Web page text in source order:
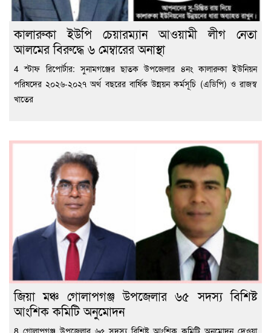
কালারুকা ইউপি চেয়ারম্যান আওয়ামী লীগ নেতা
আলমের বিরুদ্ধে ৬ মেম্বারের অনাস্থা
4 স্টাফ রিপোর্টার: সুনামগঞ্জের ছাতক উপজেলার ৪নং কালারুকা ইউনিয়ন
পরিষদের ২০২৬-২০২৭ অর্থ বছরের বার্ষিক উন্নয়ন কর্মসূচি (এডিপি) ও রাজস্ব
খাতের
জিয়া মঞ্চ গোলাপগঞ্জ উপজেলার ৬৫ সদস্য বিশিষ্ট
আংশিক কমিটি অনুমোদন